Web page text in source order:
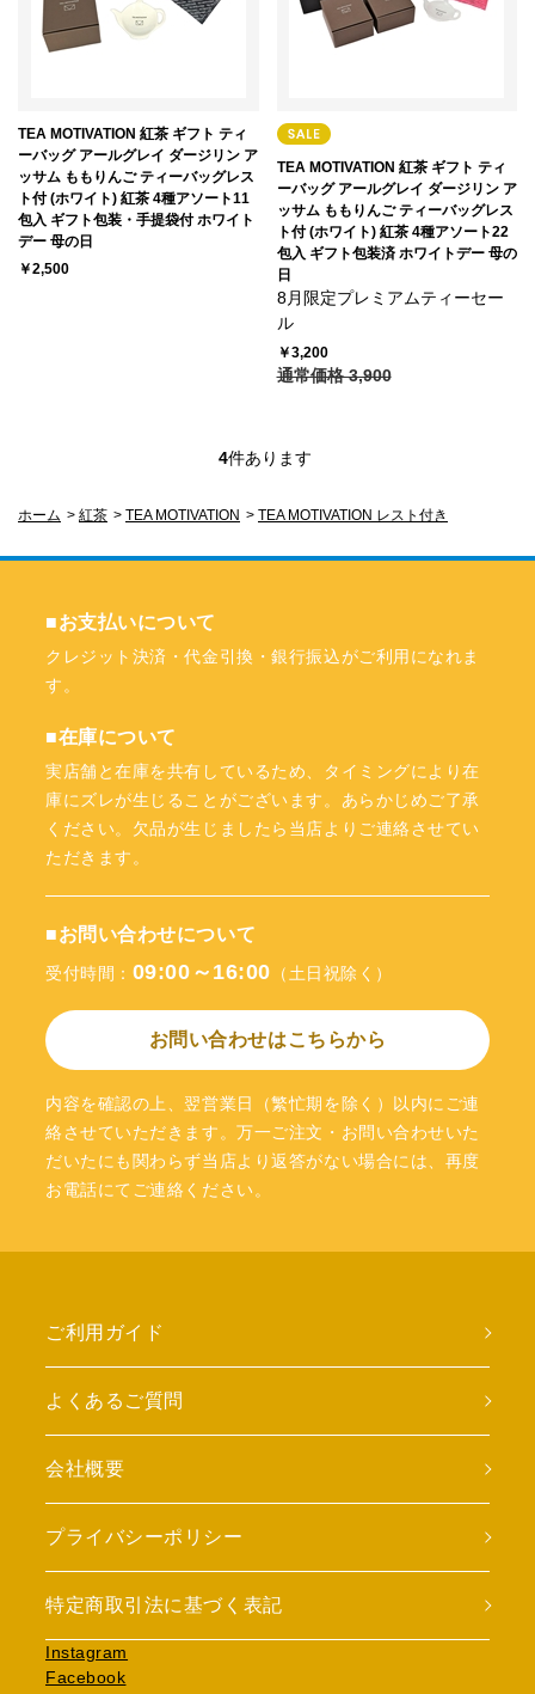
TEA MOTIVATION 紅茶 ギフト ティ
ーバッグ アールグレイ ダージリン ア
ッサム ももりんご ティーバッグレス
ト付 (ホワイト) 紅茶 4種アソート11
包入 ギフト包装・手提袋付 ホワイト
デー 母の日
￥2,500
TEA MOTIVATION 紅茶 ギフト ティ
ーバッグ アールグレイ ダージリン ア
ッサム ももりんご ティーバッグレス
ト付 (ホワイト) 紅茶 4種アソート22
包入 ギフト包装済 ホワイトデー 母の
日
8月限定プレミアムティーセー
ル
￥3,200
通常価格 3,900
4件あります
ホーム > 紅茶 > TEA MOTIVATION > TEA MOTIVATION レスト付き
■お支払いについて
クレジット決済・代金引換・銀行振込がご利用になれま
す。
■在庫について
実店舗と在庫を共有しているため、タイミングにより在
庫にズレが生じることがございます。あらかじめご了承
ください。欠品が生じましたら当店よりご連絡させてい
ただきます。
■お問い合わせについて
受付時間： 09:00～16:00 （土日祝除く）
お問い合わせはこちらから
内容を確認の上、翌営業日（繁忙期を除く）以内にご連
絡させていただきます。万一ご注文・お問い合わせいた
だいたにも関わらず当店より返答がない場合には、再度
お電話にてご連絡ください。
ご利用ガイド
よくあるご質問
会社概要
プライバシーポリシー
特定商取引法に基づく表記
Instagram
Facebook